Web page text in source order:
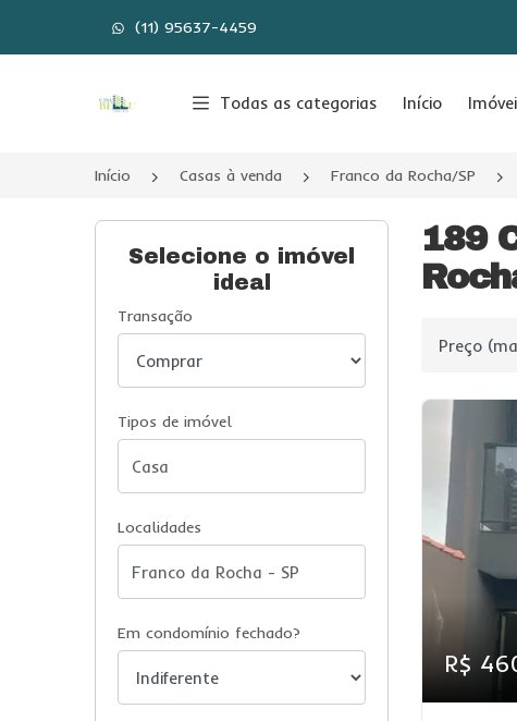
(11) 95637-4459
Página inicial
Todas as categorias Início
Início Casas à venda Franco da Rocha/SP
Selecione o imóvel
ideal
Transação
Tipos de imóvel
Localidades
Em condomínio fechado?
189
Ordenar por
R$